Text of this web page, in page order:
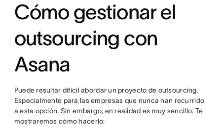
Cómo gestionar el
outsourcing con
Asana
Puede resultar difícil abordar un proyecto de outsourcing.
Especialmente para las empresas que nunca han recurrido
a esta opción. Sin embargo, en realidad es muy sencillo. Te
mostraremos cómo hacerlo: